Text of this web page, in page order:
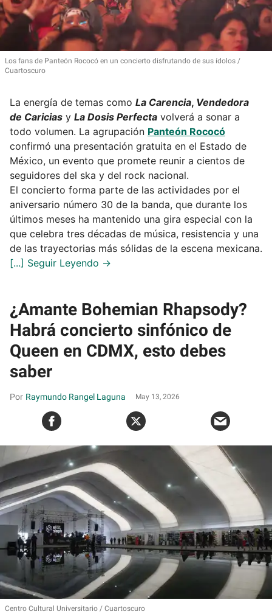
Los fans de Panteón Rococó en un concierto disfrutando de sus ídolos
Cuartoscuro
La energía de temas como La Carencia, Vendedora
de Caricias y La Dosis Perfecta volverá a sonar a
todo volumen. La agrupación Panteón Rococó
confirmó una presentación gratuita en el Estado de
México, un evento que promete reunir a cientos de
seguidores del ska y del rock nacional.
El concierto forma parte de las actividades por el
aniversario número 30 de la banda, que durante los
últimos meses ha mantenido una gira especial con la
que celebra tres décadas de música, resistencia y una
de las trayectorias más sólidas de la escena mexicana.
¿Amante Bohemian Rhapsody?
Habrá concierto sinfónico de
Queen en CDMX, esto debes
saber
Raymundo Rangel Laguna May 13, 2026
Centro Cultural Universitario Cuartoscuro